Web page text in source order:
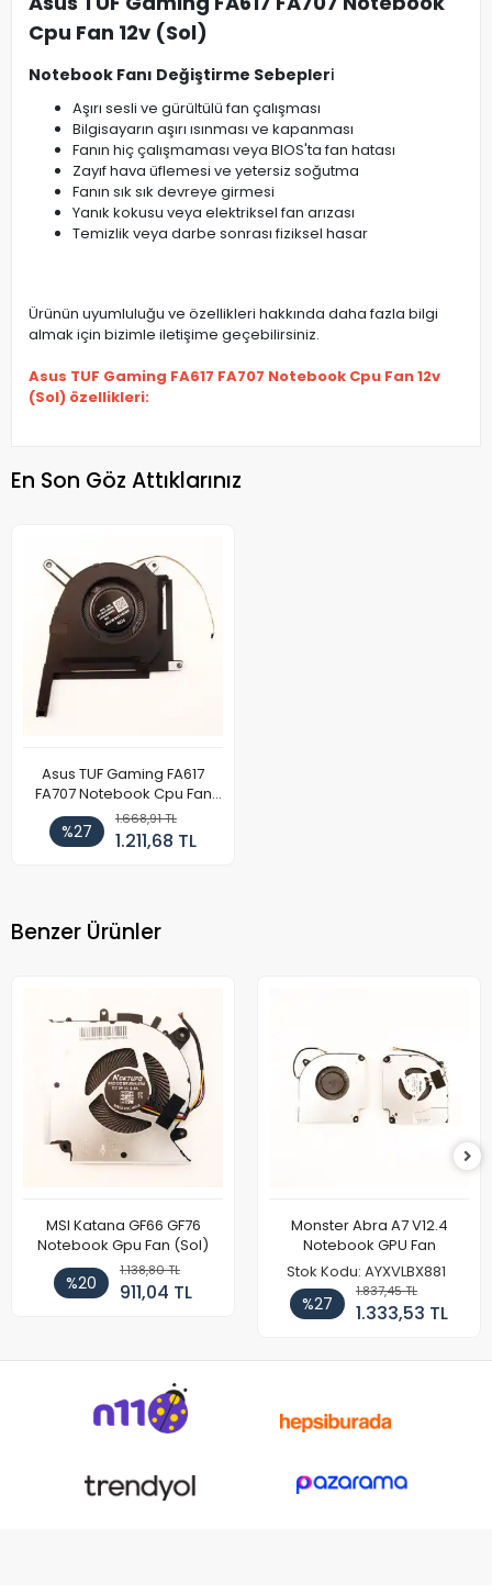
Cpu Fan 12v (Sol)
Notebook Fanı Değiştirme Sebepleri
Aşırı sesli ve gürültülü fan çalışması
Bilgisayarın aşırı ısınması ve kapanması
Fanın hiç çalışmaması veya BIOS'ta fan hatası
Zayıf hava üflemesi ve yetersiz soğutma
Fanın sık sık devreye girmesi
Yanık kokusu veya elektriksel fan arızası
Temizlik veya darbe sonrası fiziksel hasar
Ürünün uyumluluğu ve özellikleri hakkında daha fazla bilgi
almak için bizimle iletişime geçebilirsiniz.
Asus TUF Gaming FA617 FA707 Notebook Cpu Fan 12v
(Sol) özellikleri:
En Son Göz Attıklarınız
Asus TUF Gaming FA617
FA707 Notebook Cpu Fan
12v (Sol)
%27
1.668,91 TL
1.211,68 TL
Benzer Ürünler
MSI Katana GF66 GF76
Notebook Gpu Fan (Sol)
%20
1.138,80 TL
911,04 TL
Monster Abra A7 V12.4
Notebook GPU Fan
Stok Kodu: AYXVLBX881
%27
1.837,45 TL
1.333,53 TL